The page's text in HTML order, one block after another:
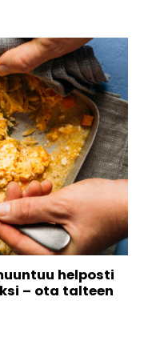
helposti
– ota talteen